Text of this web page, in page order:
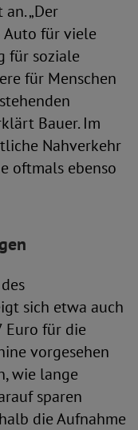
„Der
Auto für viele
für soziale
für Menschen
Bauer. Im
Nahverkehr
oftmals ebenso
sich etwa auch
Euro für die
vorgesehen
wie lange
sparen
die Aufnahme